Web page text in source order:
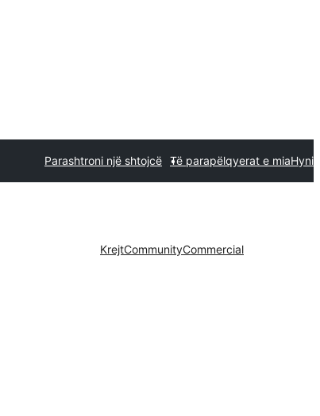
Parashtroni një shtojcë Të parapëlqyerat e miaHyni
KrejtCommunityCommercial